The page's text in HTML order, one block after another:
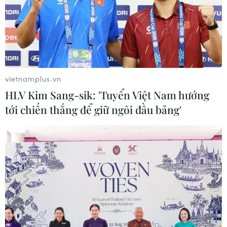
Quan hệ Đối tác chiến
lược toàn diện Việt Nam-Thái Lan
04/08/2026 23:22
Nâng cao nhận thức về vai trò chủ
động, tích cực của Việt Nam trong
ASEAN
04/08/2026 14:09
Việt Nam-Lào đẩy mạnh hợp tác về lý
luận và chính trị
04/08/2026 13:39
vietnamplus.vn
HLV Kim Sang-sik: 'Tuyển Việt Nam hướng
tới chiến thắng để giữ ngôi đầu bảng'